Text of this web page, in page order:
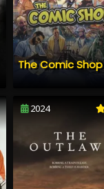
The Comic Shop
2024